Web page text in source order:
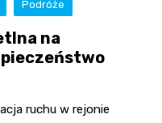
Podróże
na
ruchu w rejonie